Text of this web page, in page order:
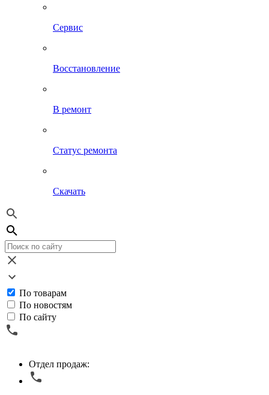
Сервис
Восстановление
В ремонт
Статус ремонта
Скачать
По товарам
По новостям
По сайту
Отдел продаж: